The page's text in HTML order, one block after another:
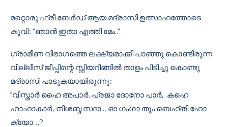
മറ്റൊരു ഫ്രീ ബേര്‍ഡ് ആയ മദ്രാസി ഉത്സാഹത്തോടെ
കൂവി: “ഞാന്‍ ഇതാ എത്തി മേം..”
ഗ്രാമീണ വിഭാഗത്തെ ലക്ഷ്യമാക്കി പാഞ്ഞു കൊണ്ടിരുന്ന
വില്ലീസ്‌ ജീപ്പിന്റെ സ്റ്റിയറിങ്ങില്‍ താളം പിടിച്ചു കൊണ്ടു
മദ്രാസി പാടുകയായിരുന്നു:
“വിസ്താര്‍ ഹൈ അപാര്‍..പ്രജാ ദോനോ പാര്‍, .കഹെ
ഹാഹാകാര്‍, നിശബ്ദ സദാ.., ഓ ഗംഗാ തും ബെഹ്തി ഹോ
ക്യോ…?